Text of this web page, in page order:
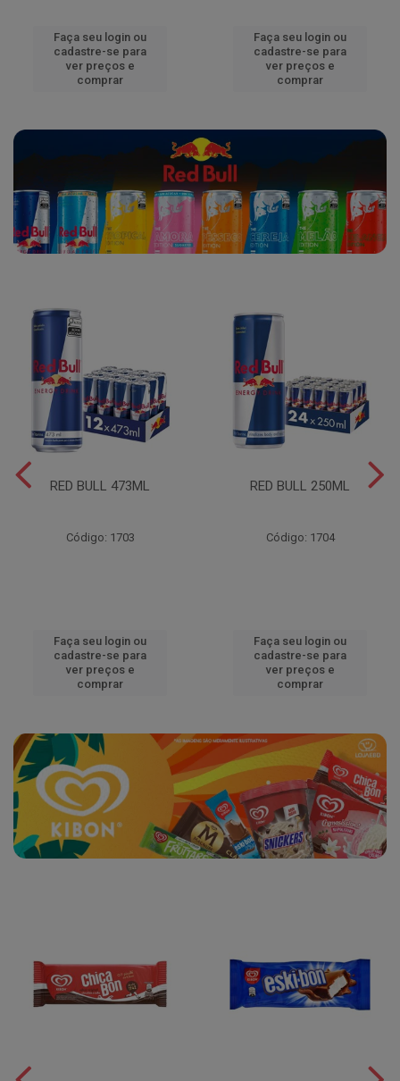
Faça seu login ou
cadastre-se para
ver preços e
comprar
Faça seu login ou
cadastre-se para
ver preços e
comprar
RED BULL 473ML
Código: 1703
Faça seu login ou
cadastre-se para
ver preços e
comprar
RED BULL 250ML
Código: 1704
Faça seu login ou
cadastre-se para
ver preços e
comprar